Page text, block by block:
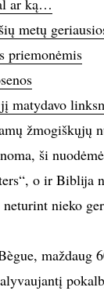
ar ką…
metų
priemonėmis
matydavo
žmogiškųjų
ši
o ir Biblija
nieko